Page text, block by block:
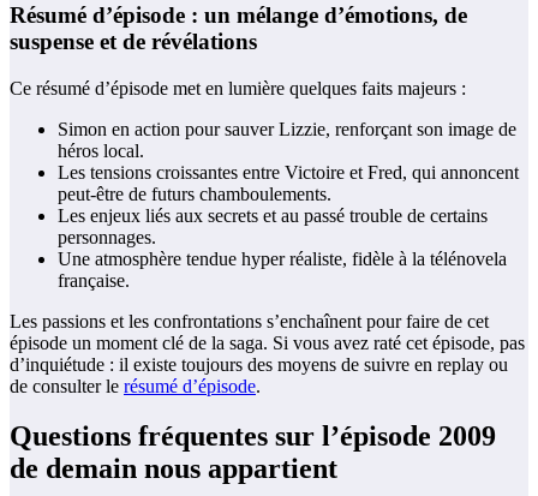
Résumé d’épisode : un mélange d’émotions, de
suspense et de révélations
Ce résumé d’épisode met en lumière quelques faits majeurs :
Simon en action pour sauver Lizzie, renforçant son image de
héros local.
Les tensions croissantes entre Victoire et Fred, qui annoncent
peut-être de futurs chamboulements.
Les enjeux liés aux secrets et au passé trouble de certains
personnages.
Une atmosphère tendue hyper réaliste, fidèle à la télénovela
française.
Les passions et les confrontations s’enchaînent pour faire de cet
épisode un moment clé de la saga. Si vous avez raté cet épisode, pas
d’inquiétude : il existe toujours des moyens de suivre en replay ou
de consulter le résumé d’épisode.
Questions fréquentes sur l’épisode 2009
de demain nous appartient